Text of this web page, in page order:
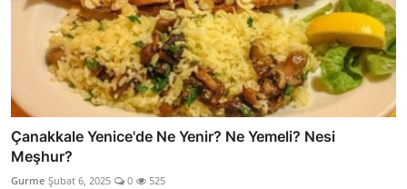
Çanakkale Yenice'de Ne Yenir? Ne Yemeli? Nesi
Meşhur?
Gurme Şubat 6, 2025 0 525